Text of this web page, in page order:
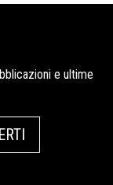
e ultime